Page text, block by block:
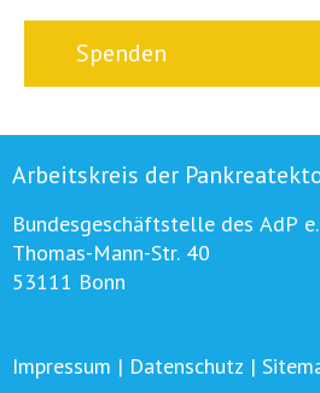
Spenden
Arbeitskreis der
Bundesgeschäftstelle des AdP e.
Thomas-Mann-Str. 40
53111 Bonn
Impressum | Datenschutz |